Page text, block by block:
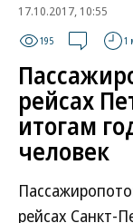
17.10.2017, 10:55
195 1
рейсах
итогам
человек
рейсах Санкт-